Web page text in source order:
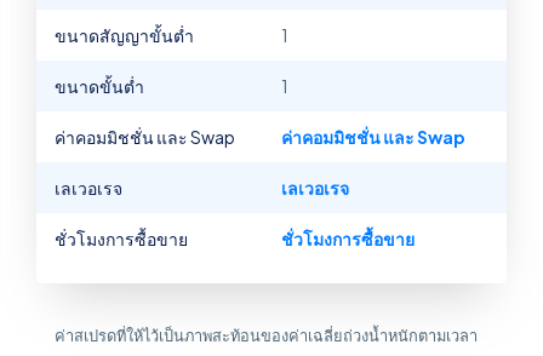
ขนาดสัญญาขั้นต่ำ 1
ขนาดขั้นต่ำ 1
ค่าคอมมิชชั่น และ Swap ค่าคอมมิชชั่น และ Swap
เลเวอเรจ เลเวอเรจ
ชั่วโมงการซื้อขาย ชั่วโมงการซื้อขาย
ค่าสเปรดที่ให้ไว้เป็นภาพสะท้อนของค่าเฉลี่ยถ่วงน้ำหนักตามเวลา